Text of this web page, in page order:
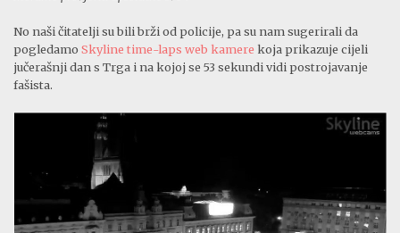
No naši čitatelji su bili brži od policije, pa su nam sugerirali da
pogledamo Skyline time-laps web kamere koja prikazuje cijeli
jučerašnji dan s Trga i na kojoj se 53 sekundi vidi postrojavanje
fašista.